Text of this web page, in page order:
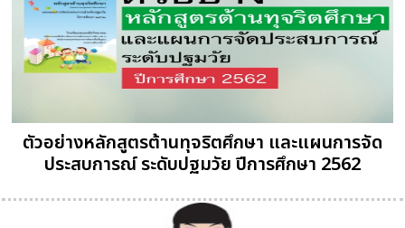
ตัวอย่างหลักสูตรต้านทุจริตศึกษา และแผนการจัด
ประสบการณ์ ระดับปฐมวัย ปีการศึกษา 2562